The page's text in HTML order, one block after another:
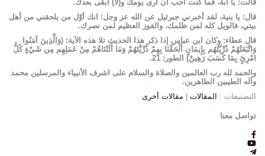
قالت: يا أبة، فما كنت أحب ان أرى يومك و(لا) أبقى بعدك.
قال: يا بنية، لقد أخبرني جبرئيل عن الله عز وجل: انك أوّل من يلحقني من أهل
بيتي، فالويل كله لمن ظلمك، والفوز العظيم لمن نصرك.
قال عطاء: وكان ابن عباس إذا ذكر هذا الحديث تلا هذه الآية: (وَالَّذِينَ آمَنُوا
وَاتَّبَعَتْهُمْ ذُرِّيَّتُهُم بِإِيمَانٍ أَلْحَقْنَا بِهِمْ ذُرِّيَّتَهُمْ وَمَا أَلَتْنَاهُمْ مِنْ عَمَلِهِم مِن شَيْ‏ءٍ كُلُّ
امْرِئٍ بِمَا كَسَبَ رَهِينٌ) الطور: 21.
والحمد لله رب العالمين والصلاة والسلام على اشرف الأنبياء والمرسلين محمد
وآله الطيبين الطاهرين.
التصنيفات : المقالات مقالات أخرى
تواصل معنا